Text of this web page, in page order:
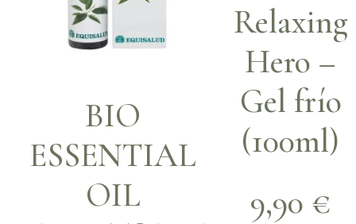
BIO
ESSENTIAL
OIL
Relaxing
Hero –
Gel frío
(100ml)
9,90 €